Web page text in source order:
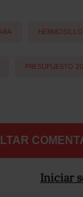
HERMOSILLO
PRESUPUESTO
Iniciar